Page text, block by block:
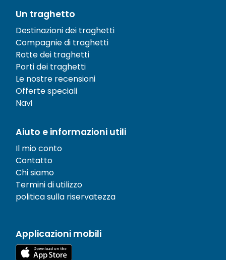
Un traghetto
Destinazioni dei traghetti
Compagnie di traghetti
Rotte dei traghetti
Porti dei traghetti
Le nostre recensioni
Offerte speciali
Navi
Aiuto e informazioni utili
Il mio conto
Contatto
Chi siamo
Termini di utilizzo
politica sulla riservatezza
Applicazioni mobili